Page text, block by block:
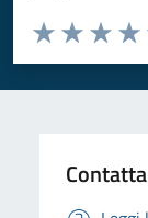
Valuta da 1 a 5
Valuta
Valuta 2
Valuta 1 stelle